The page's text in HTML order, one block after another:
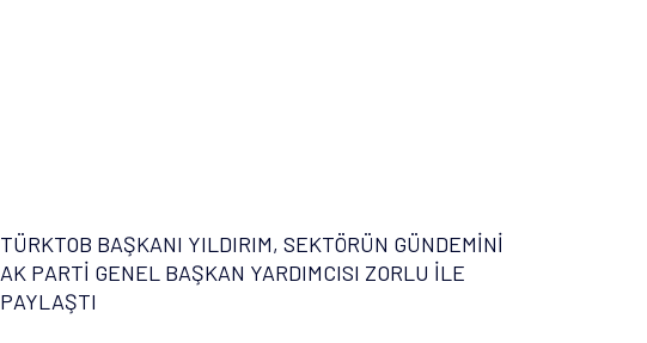
TÜRKTOB BAŞKANI YILDIRIM, SEKTÖRÜN GÜNDEMİNİ
AK PARTİ GENEL BAŞKAN YARDIMCISI ZORLU İLE
PAYLAŞTI